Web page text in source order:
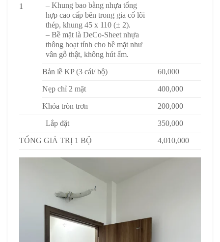
1
– Khung bao bằng nhựa tổng
hợp cao cấp bên trong gia cố lõi
thép, khung 45 x 110 (± 2).
– Bề mặt là DeCo-Sheet nhựa
thông hoạt tính cho bề mặt như
vân gỗ thật, không hút ẩm.
Bản lề KP (3 cái/ bộ) 60,000
Nẹp chỉ 2 mặt 400,000
Khóa tròn trơn 200,000
Lắp đặt 350,000
TỔNG GIÁ TRỊ 1 BỘ 4,010,000